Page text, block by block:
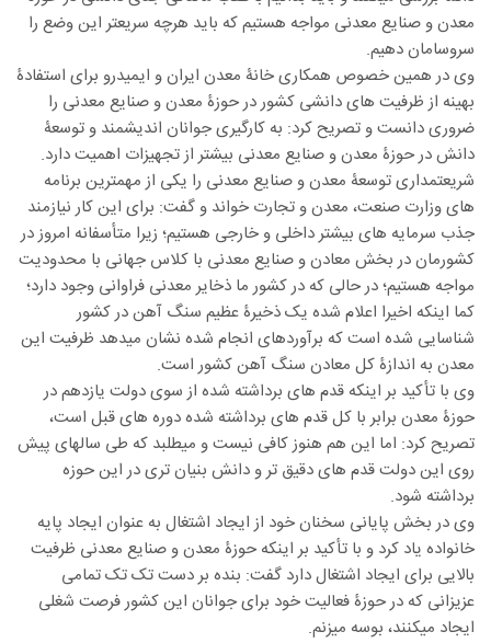
معدن و صنایع معدنی مواجه هستیم که باید هرچه سریعتر این وضع را
سروسامان دهیم.
وی در همین خصوص همکاری خانۀ معدن ایران و ایمیدرو برای استفادۀ
بهینه از ظرفیت های دانشی کشور در حوزۀ معدن و صنایع معدنی را
ضروری دانست و تصریح کرد: به کارگیری جوانان اندیشمند و توسعۀ
دانش در حوزۀ معدن و صنایع معدنی بیشتر از تجهیزات اهمیت دارد.
شریعتمداری توسعۀ معدن و صنایع معدنی را یکی از مهمترین برنامه
های وزارت صنعت، معدن و تجارت خواند و گفت: برای این کار نیازمند
جذب سرمایه های بیشتر داخلی و خارجی هستیم؛ زیرا متأسفانه امروز در
کشورمان در بخش معادن و صنایع معدنی با کلاس جهانی با محدودیت
مواجه هستیم؛ در حالی که در کشور ما ذخایر معدنی فراوانی وجود دارد؛
کما اینکه اخیرا اعلام شده یک ذخیرۀ عظیم سنگ آهن در کشور
شناسایی شده است که برآوردهای انجام شده نشان میدهد ظرفیت این
معدن به اندازۀ کل معادن سنگ آهن کشور است.
وی با تأکید بر اینکه قدم های برداشته شده از سوی دولت یازدهم در
حوزۀ معدن برابر با کل قدم های برداشته شده دوره های قبل است،
تصریح کرد: اما این هم هنوز کافی نیست و میطلبد که طی سالهای پیش
روی این دولت قدم های دقیق تر و دانش بنیان تری در این حوزه
برداشته شود.
وی در بخش پایانی سخنان خود از ایجاد اشتغال به عنوان ایجاد پایه
خانواده یاد کرد و با تأکید بر اینکه حوزۀ معدن و صنایع معدنی ظرفیت
بالایی برای ایجاد اشتغال دارد گفت: بنده بر دست تک تک تمامی
عزیزانی که در حوزۀ فعالیت خود برای جوانان این کشور فرصت شغلی
ایجاد میکنند، بوسه میزنم.